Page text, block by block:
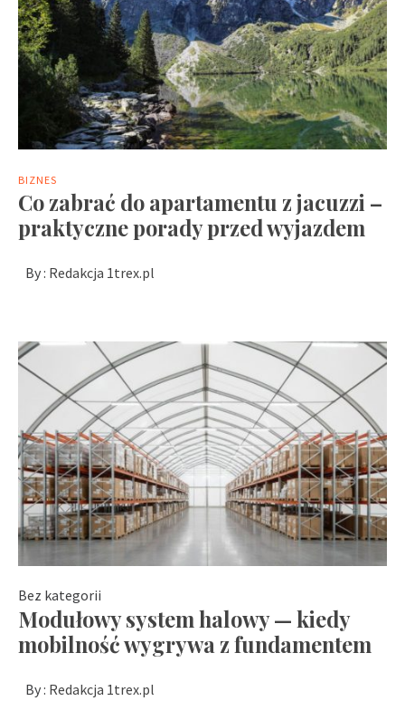
BIZNES
Co zabrać do apartamentu z jacuzzi –
praktyczne porady przed wyjazdem
By : Redakcja 1trex.pl
Bez kategorii
Modułowy system halowy — kiedy
mobilność wygrywa z fundamentem
By : Redakcja 1trex.pl